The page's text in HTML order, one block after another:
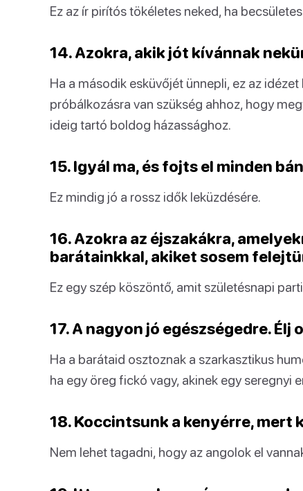
Ez az ír pirítós tökéletes neked, ha
14. Azokra, akik jót kívánnak
Ha a második esküvőjét ünnepli, ez az
próbálkozásra van szükség ahhoz, hogy
ideig tartó boldog házassághoz.
15. Igyál ma, és fojts el minden
Ez mindig jó a rossz idők leküzdésére.
16. Azokra az éjszakákra,
barátainkkal, akiket sosem
Ez egy szép köszöntő, amit születésnapi
17. A nagyon jó egészségedre.
Ha a barátaid osztoznak a szarkasztikus
ha egy öreg fickó vagy, akinek egy seregnyi
18. Koccintsunk a kenyérre, mert
Nem lehet tagadni, hogy az angolok el